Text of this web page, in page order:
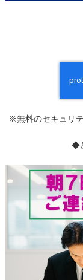
※無料のセキュリ
◆